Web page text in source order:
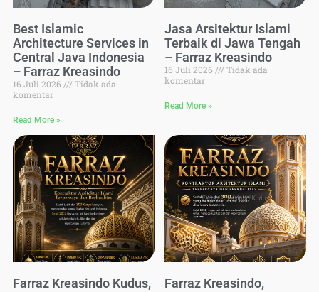
Best Islamic
Architecture Services in
Central Java Indonesia
– Farraz Kreasindo
16 Juli 2026
Tidak ada
komentar
Read More »
Jasa Arsitektur Islami
Terbaik di Jawa Tengah
– Farraz Kreasindo
16 Juli 2026
Tidak ada
komentar
Read More »
Farraz Kreasindo Kudus,
Farraz Kreasindo,